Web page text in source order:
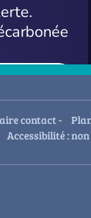
contact-
Accessibilité :